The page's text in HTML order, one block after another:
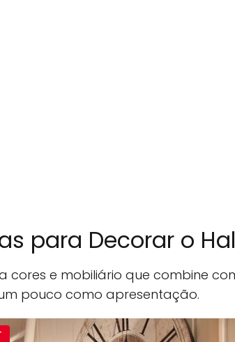
para Decorar o
cores e mobiliário que combine
pouco como apresentação.